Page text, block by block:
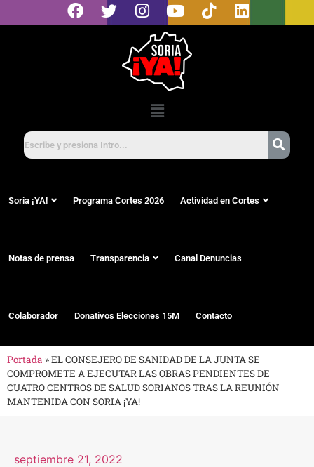
Soria ¡YA! Programa Cortes 2026 Actividad en Cortes
Notas de prensa Transparencia Canal Denuncias
Colaborador Donativos Elecciones 15M Contacto
Portada »EL CONSEJERO DE SANIDAD DE LA JUNTA SE
COMPROMETE A EJECUTAR LAS OBRAS PENDIENTES DE
CUATRO CENTROS DE SALUD SORIANOS TRAS LA REUNIÓN
MANTENIDA CON SORIA ¡YA!
septiembre 21, 2022